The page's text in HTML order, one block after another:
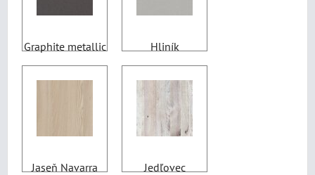
Graphite metallic Hliník
Jaseň Navarra
Jedľovec